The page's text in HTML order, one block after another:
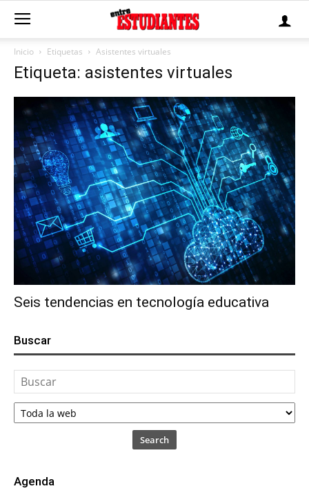
Inicio Etiquetas Asistentes virtuales
Etiqueta: asistentes virtuales
Seis tendencias en tecnología educativa
Buscar
Search
Agenda